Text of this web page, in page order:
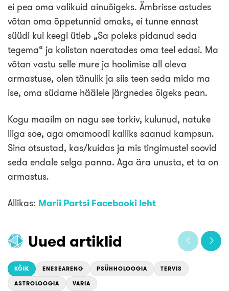
ei pea oma valikuid ainuõigeks. Ämbrisse astudes
võtan oma õppetunnid omaks, ei tunne ennast
süüdi kui keegi ütleb „Sa poleks pidanud seda
tegema“ ja kolistan naeratades oma teel edasi. Ma
võtan vastu selle mure ja hoolimise all oleva
armastuse, olen tänulik ja siis teen seda mida ma
ise, oma südame häälele järgnedes õigeks pean.
Kogu maailm on nagu see torkiv, kulunud, natuke
liiga soe, aga omamoodi kalliks saanud kampsun.
Sina otsustad, kas/kuidas ja mis tingimustel soovid
seda endale selga panna. Aga ära unusta, et ta on
armastus.
Allikas: Marii Partsi Facebooki leht
Uued artiklid
KÕIK ENESEARENG PSÜHHOLOOGIA TERVIS
ASTROLOOGIA VARIA